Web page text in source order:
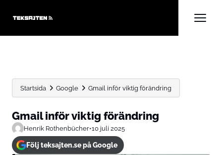
Startsida Google Gmail inför viktig förändring
Gmail inför viktig förändring
Henrik Rothenbücher•10 juli 2025
Följ teksajten.se på Google